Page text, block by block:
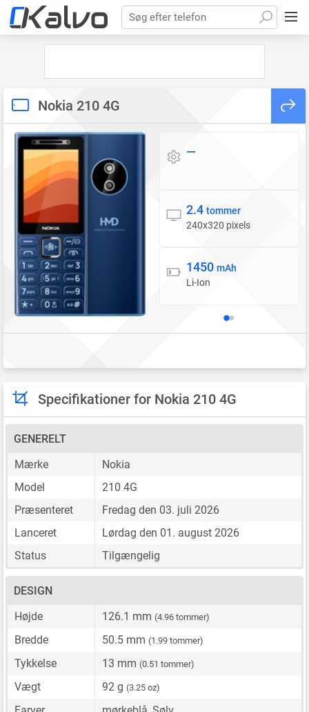
Søg efter telefon
Nokia 210 4G
Styresystem
—
Skærm
2.4 tommer
240x320 pixels
Batteri
1450 mAh
Li-Ion
Specifikationer for Nokia 210 4G
GENERELT
Mærke
Nokia
Model
210 4G
Præsenteret
Fredag den 03. juli 2026
Lanceret
Lørdag den 01. august 2026
Status
Tilgængelig
DESIGN
Højde
126.1 mm (4.96 tommer)
Bredde 50.5 mm (1.99 tommer)
Tykkelse 13 mm (0.51 tommer)
Vægt 92 g (3.25 oz)